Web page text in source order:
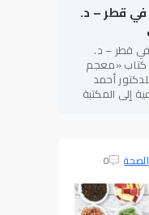
قطر – د.
قطر – د.
كتاب «معجم
أحمد
إلى المكتبة
0